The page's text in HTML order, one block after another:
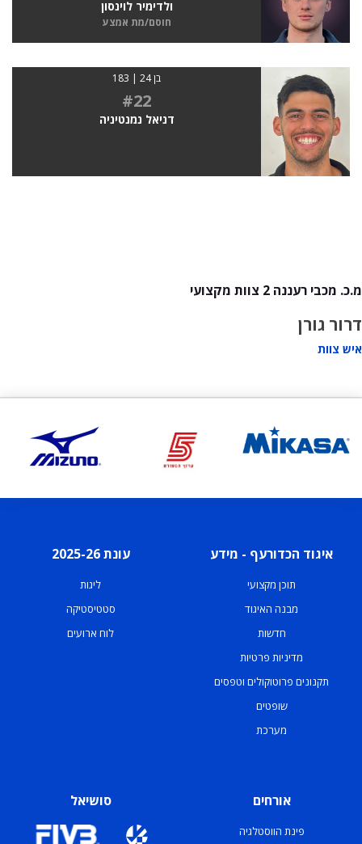
ולדימיר לוינסון
חוסם/מת אמצע
בן 24 | 183
#22
דניאל נמנטיניה
מ.כ. מכבי רעננה 2 צוות מקצועי
דרור גורן
איש צוות
איגוד הכדורעף - מידע
תוכן מקצועי
מבנה האיגוד
חדשות
מדיניות פרטיות
תקנונים פרוטוקולים וטפסים
שופטים
מערכת
עונת 2025-26
ליגות
סטטיסטיקה
לוח ארועים
אורחים
פינת הווסטלגיה
סושיאל